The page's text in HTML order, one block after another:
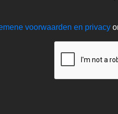
voorwaarden en privacy